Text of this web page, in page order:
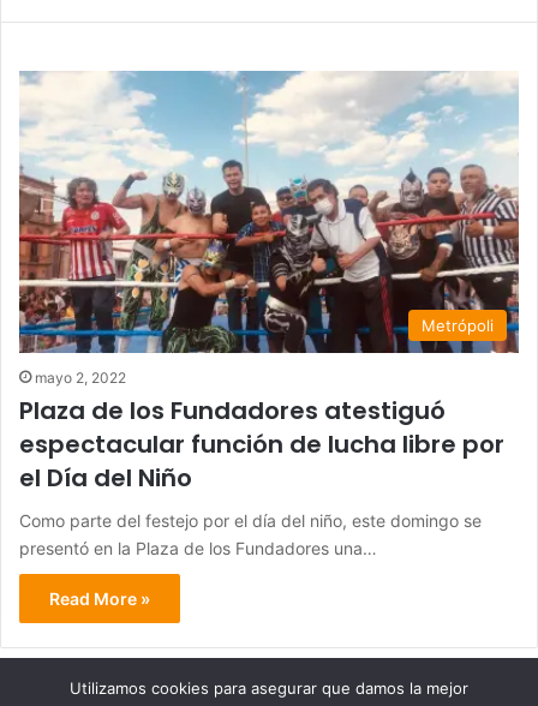
Metrópoli
mayo 2, 2022
Plaza de los Fundadores atestiguó
espectacular función de lucha libre por
el Día del Niño
Como parte del festejo por el día del niño, este domingo se
presentó en la Plaza de los Fundadores una…
Read More »
Utilizamos cookies para asegurar que damos la mejor